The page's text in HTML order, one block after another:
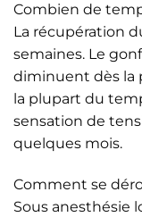
Combien de
La récupération
semaines. Le
diminuent dès la
la plupart du
sensation de
quelques mois.
Comment se
Sous anesthésie